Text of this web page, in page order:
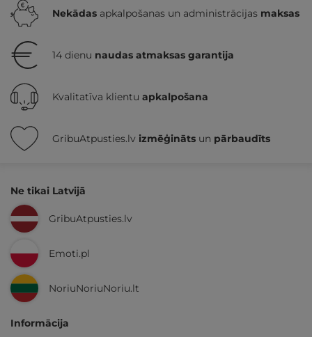
Nekādas apkalpošanas un administrācijas maksas
14 dienu naudas atmaksas garantija
Kvalitatīva klientu apkalpošana
GribuAtpusties.lv izmēģināts un pārbaudīts
Ne tikai Latvijā
GribuAtpusties.lv
Emoti.pl
NoriuNoriuNoriu.lt
Informācija